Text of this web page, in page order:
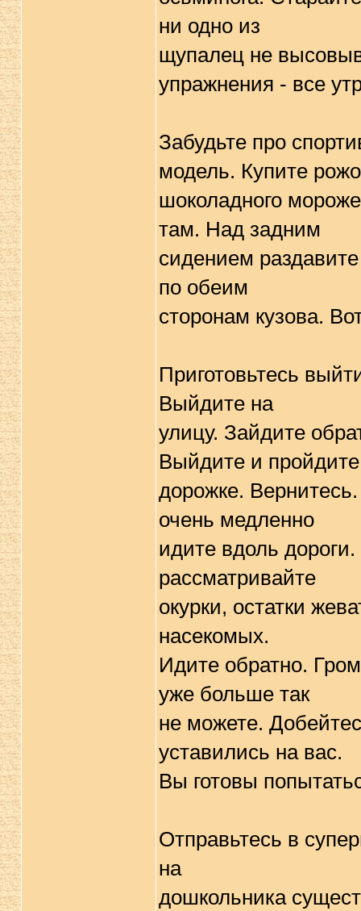
ни одно из
щупалец не
упражнения - все
Забудьте про
модель. Купите
шоколадного
там. Над задним
сидением
по обеим
сторонам кузова.
Приготовьтесь
Выйдите на
улицу. Зайдите
Выйдите и
дорожке.
очень медленно
идите вдоль
рассматривайте
окурки, остатки
насекомых.
Идите обратно.
уже больше так
не можете.
уставились на вас.
Вы готовы
Отправьтесь в
на
дошкольника